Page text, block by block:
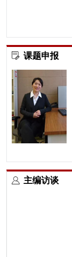
课题申报
主编访谈